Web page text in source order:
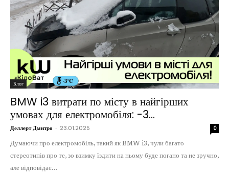
Блог
BMW i3 витрати по місту в найгірших
умовах для електромобіля: -3...
Деллерт Дмитро - 23.01.2025
0
Думаючи про електромобіль, такий як BMW i3, чули багато
стереотипів про те, зо взимку їздити на ньому буде погано та не зручно,
але відповідає...